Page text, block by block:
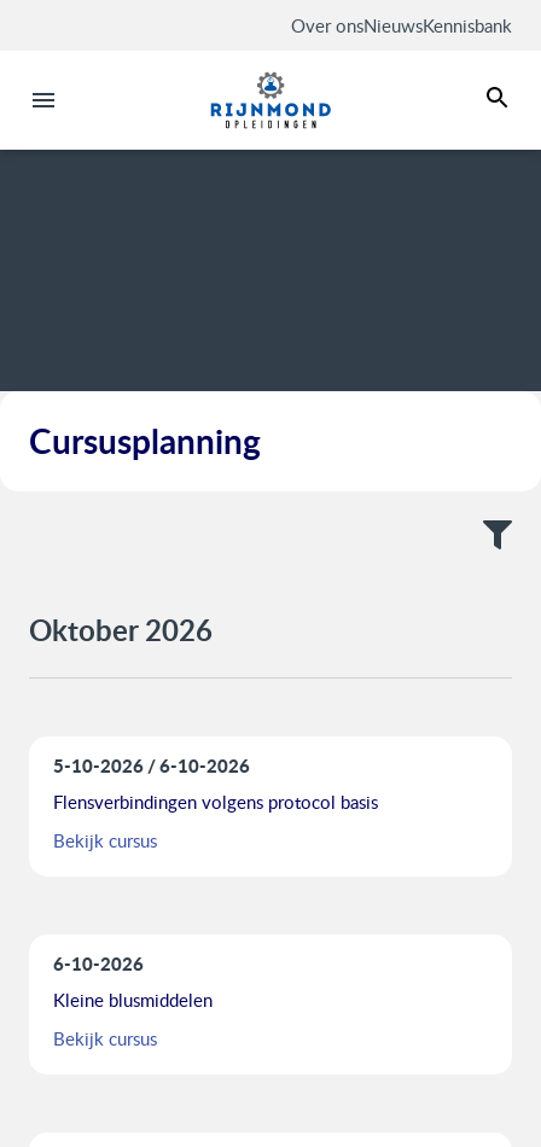
Over onsNieuwsKennisbank
Cursusplanning
Oktober 2026
5-10-2026 6-10-2026
Flensverbindingen volgens protocol basis
Bekijk cursus
6-10-2026
Kleine blusmiddelen
Bekijk cursus